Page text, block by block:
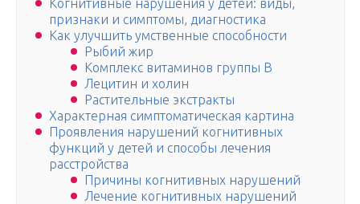
Когнитивные нарушения у детей: виды,
признаки и симптомы, диагностика
Как улучшить умственные способности
Рыбий жир
Комплекс витаминов группы В
Лецитин и холин
Растительные экстракты
Характерная симптоматическая картина
Проявления нарушений когнитивных
функций у детей и способы лечения
расстройства
Причины когнитивных нарушений
Лечение когнитивных нарушений